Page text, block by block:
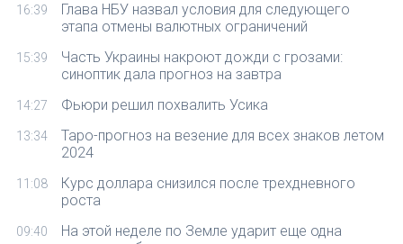
16:39
Глава НБУ назвал условия для следующего
этапа отмены валютных ограничений
15:39
Часть Украины накроют дожди с грозами:
синоптик дала прогноз на завтра
14:27 Фьюри решил похвалить Усика
13:34
Таро-прогноз на везение для всех знаков летом
2024
11:08
Курс доллара снизился после трехдневного
роста
09:40
На этой неделе по Земле ударит еще одна